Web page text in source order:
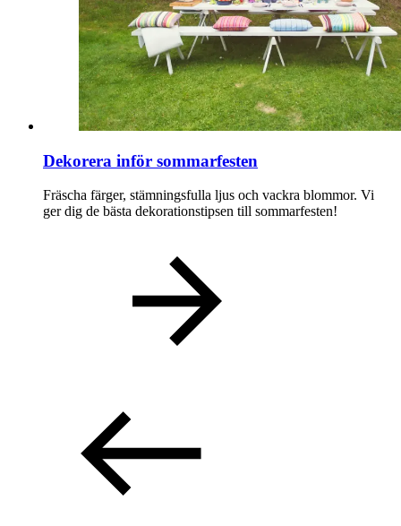
Dekorera inför sommarfesten
Fräscha färger, stämningsfulla ljus och vackra blommor. Vi
ger dig de bästa dekorationstipsen till sommarfesten!